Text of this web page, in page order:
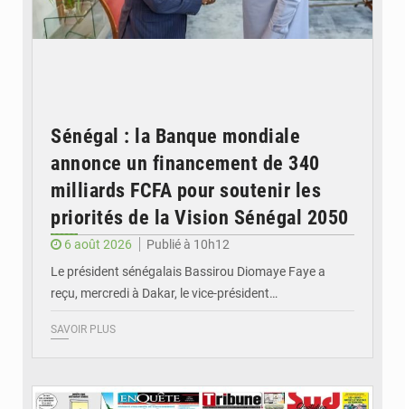
Sénégal : la Banque mondiale
annonce un financement de 340
milliards FCFA pour soutenir les
priorités de la Vision Sénégal 2050
6 août 2026
Publié à 10h12
Le président sénégalais Bassirou Diomaye Faye a
reçu, mercredi à Dakar, le vice-président…
SAVOIR PLUS